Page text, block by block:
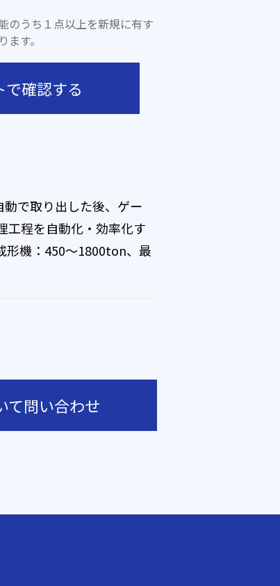
のうち１点以上を新規に有す
す。
確認する
で取り出した後、ゲー
工程を自動化・効率化す
形機：450～1800ton、最
て問い合わせ